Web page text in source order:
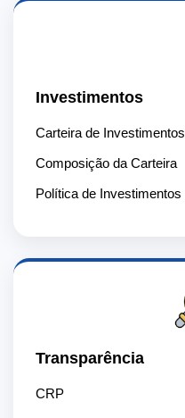
Investimentos
Carteira de Investimentos
Composição da Carteira
Política de Investimentos
Transparência
CRP